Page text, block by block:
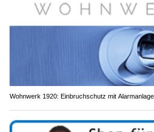
Wohnwerk 1920: Einbruchschutz mit